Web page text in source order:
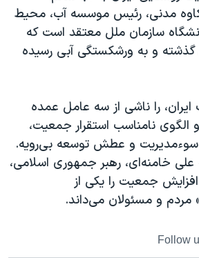
کاوه مدنی، رئیس موسسه آب، محیط
سازمان ملل معتقد است که
گذشته و به ورشکستگی آبی رسیده‌
ایران، را ناشی از سه عامل عمده
نامناسب استقرار جمعیت،
سوء‌مدیریت و عطش توسعه بی‌رویه.
خامنه‌ای، رهبر جمهوری اسلامی،
جمعیت را یکی از
مردم و مسئولان می‌داند.
Follow